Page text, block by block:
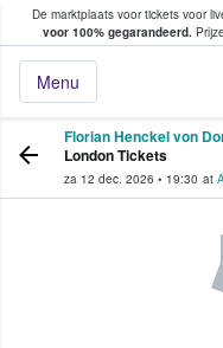
De marktplaats voor tickets voor
voor 100% gegarandeerd.
Menu
tickets kopen
Florian Henckel von
London Tickets
za 12 dec. 2026 • 19:30 at